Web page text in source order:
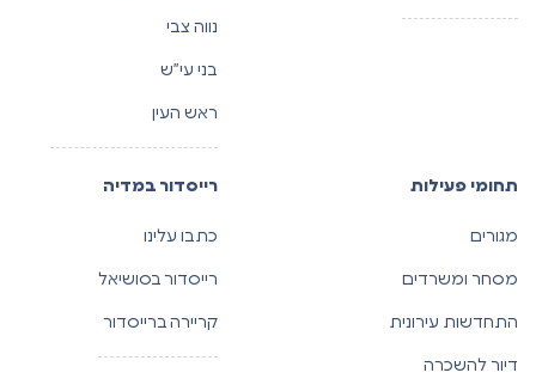
נווה צבי
בני עי”ש
ראש העין
תחומי פעילות
מגורים
מסחר ומשרדים
התחדשות עירונית
דיור להשכרה
רייסדור במדיה
כתבו עלינו
רייסדור בסושיאל
קריירה ברייסדור